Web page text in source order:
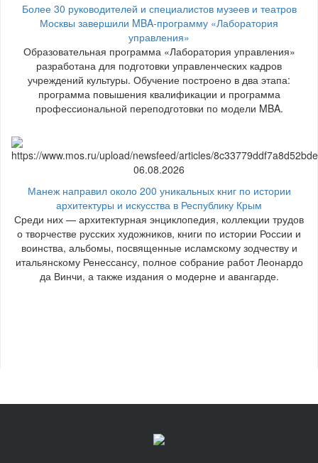
Более 30 руководителей и специалистов музеев и театров
Москвы завершили MBA-программу «Лаборатория
управления»
Образовательная программа «Лаборатория управления»
разработана для подготовки управленческих кадров
учреждений культуры. Обучение построено в два этапа:
программа повышения квалификации и программа
профессиональной переподготовки по модели MBA.
06.08.2026
Манеж направил около 200 уникальных книг по истории
архитектуры и искусства в Республику Крым
Среди них — архитектурная энциклопедия, коллекции трудов
о творчестве русских художников, книги по истории России и
воинства, альбомы, посвященные исламскому зодчеству и
итальянскому Ренессансу, полное собрание работ Леонардо
да Винчи, а также издания о модерне и авангарде.